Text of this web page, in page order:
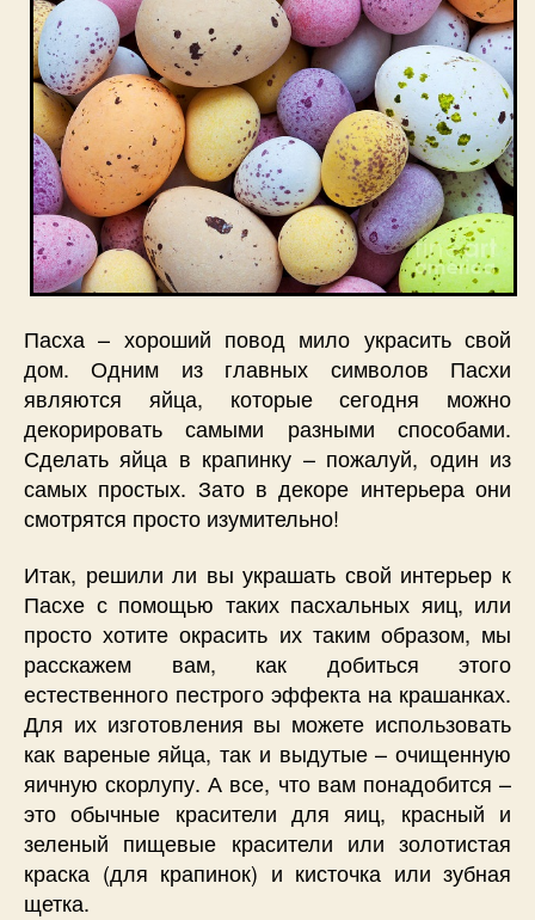
Пасха – хороший повод мило украсить свой
дом. Одним из главных символов Пасхи
являются яйца, которые сегодня можно
декорировать самыми разными способами.
Сделать яйца в крапинку – пожалуй, один из
самых простых. Зато в декоре интерьера они
смотрятся просто изумительно!
Итак, решили ли вы украшать свой интерьер к
Пасхе с помощью таких пасхальных яиц, или
просто хотите окрасить их таким образом, мы
расскажем вам, как добиться этого
естественного пестрого эффекта на крашанках.
Для их изготовления вы можете использовать
как вареные яйца, так и выдутые – очищенную
яичную скорлупу. А все, что вам понадобится –
это обычные красители для яиц, красный и
зеленый пищевые красители или золотистая
краска (для крапинок) и кисточка или зубная
щетка.